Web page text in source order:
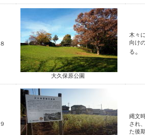
８
大久保原公園
木々
向け
る 。
９
縄文
され
た後